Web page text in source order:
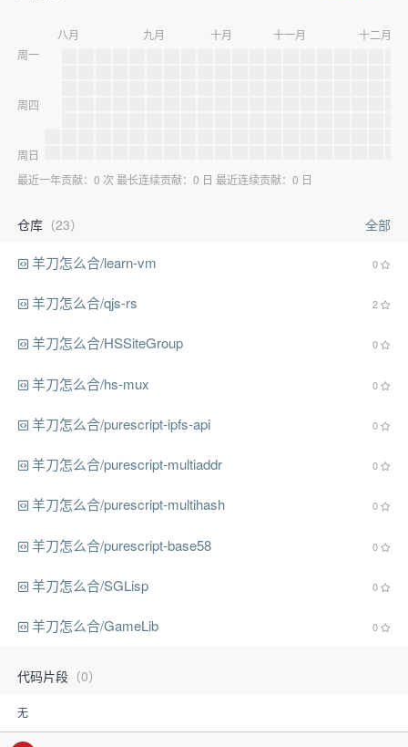
周一
周四
周日
八月 九月 十月 十一月 十二月
最近一年贡献：0 次 最长连续贡献：0 日 最近连续贡献：0 日
仓库 （23） 全部
羊刀怎么合/learn-vm 0
羊刀怎么合/qjs-rs 2
羊刀怎么合/HSSiteGroup 0
羊刀怎么合/hs-mux 0
羊刀怎么合/purescript-ipfs-api 0
羊刀怎么合/purescript-multiaddr 0
羊刀怎么合/purescript-multihash 0
羊刀怎么合/purescript-base58 0
羊刀怎么合/SGLisp 0
羊刀怎么合/GameLib 0
代码片段 （0）
无